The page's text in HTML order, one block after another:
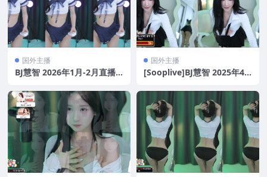
国外主播
BJ慧智 2026年1月-2月直播
G]
国外主播
[Sooplive]BJ慧智 2025年4